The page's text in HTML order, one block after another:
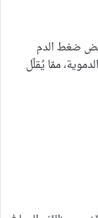
ضغط الدم
ممّا يُقلّل